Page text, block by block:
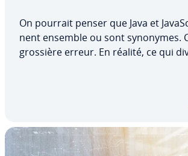
On pourrait penser que Java et
nent ensemble ou sont synonymes.
grossière erreur. En réalité, ce qui